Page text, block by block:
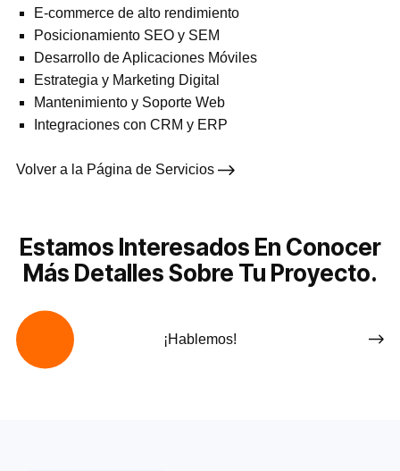
E-commerce de alto rendimiento
Posicionamiento SEO y SEM
Desarrollo de Aplicaciones Móviles
Estrategia y Marketing Digital
Mantenimiento y Soporte Web
Integraciones con CRM y ERP
Volver a la Página de Servicios
Estamos Interesados En Conocer
Más Detalles Sobre Tu Proyecto.
¡Hablemos!